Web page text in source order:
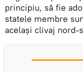
principiu, să fie
statele membre
acelaşi clivaj nord-